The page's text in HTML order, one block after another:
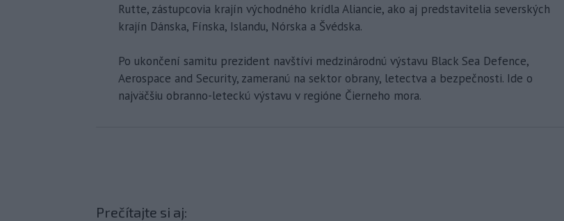
Rutte, zástupcovia krajín východného krídla Aliancie, ako aj predstavitelia severských
krajín Dánska, Fínska, Islandu, Nórska a Švédska.
Po ukončení samitu prezident navštívi medzinárodnú výstavu Black Sea Defence,
Aerospace and Security, zameranú na sektor obrany, letectva a bezpečnosti. Ide o
najväčšiu obranno-leteckú výstavu v regióne Čierneho mora.
Prečítajte si aj: